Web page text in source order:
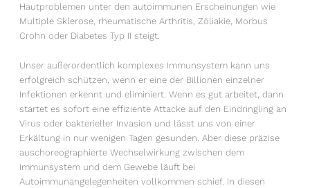
Hautproblemen unter den autoimmunen Erscheinungen wie
Multiple Sklerose, rheumatische Arthritis, Zöliakie, Morbus
Crohn oder Diabetes Typ II steigt.
Unser außerordentlich komplexes Immunsystem kann uns
erfolgreich schützen, wenn er eine der Billionen einzelner
Infektionen erkennt und eliminiert. Wenn es gut arbeitet, dann
startet es sofort eine effiziente Attacke auf den Eindringling an
Virus oder bakterieller Invasion und lässt uns von einer
Erkältung in nur wenigen Tagen gesunden. Aber diese präzise
auschoreographierte Wechselwirkung zwischen dem
Immunsystem und dem Gewebe läuft bei
Autoimmunangelegenheiten vollkommen schief. In diesen